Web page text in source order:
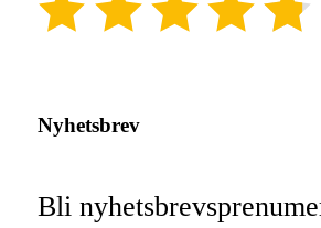
Nyhetsbrev
Bli